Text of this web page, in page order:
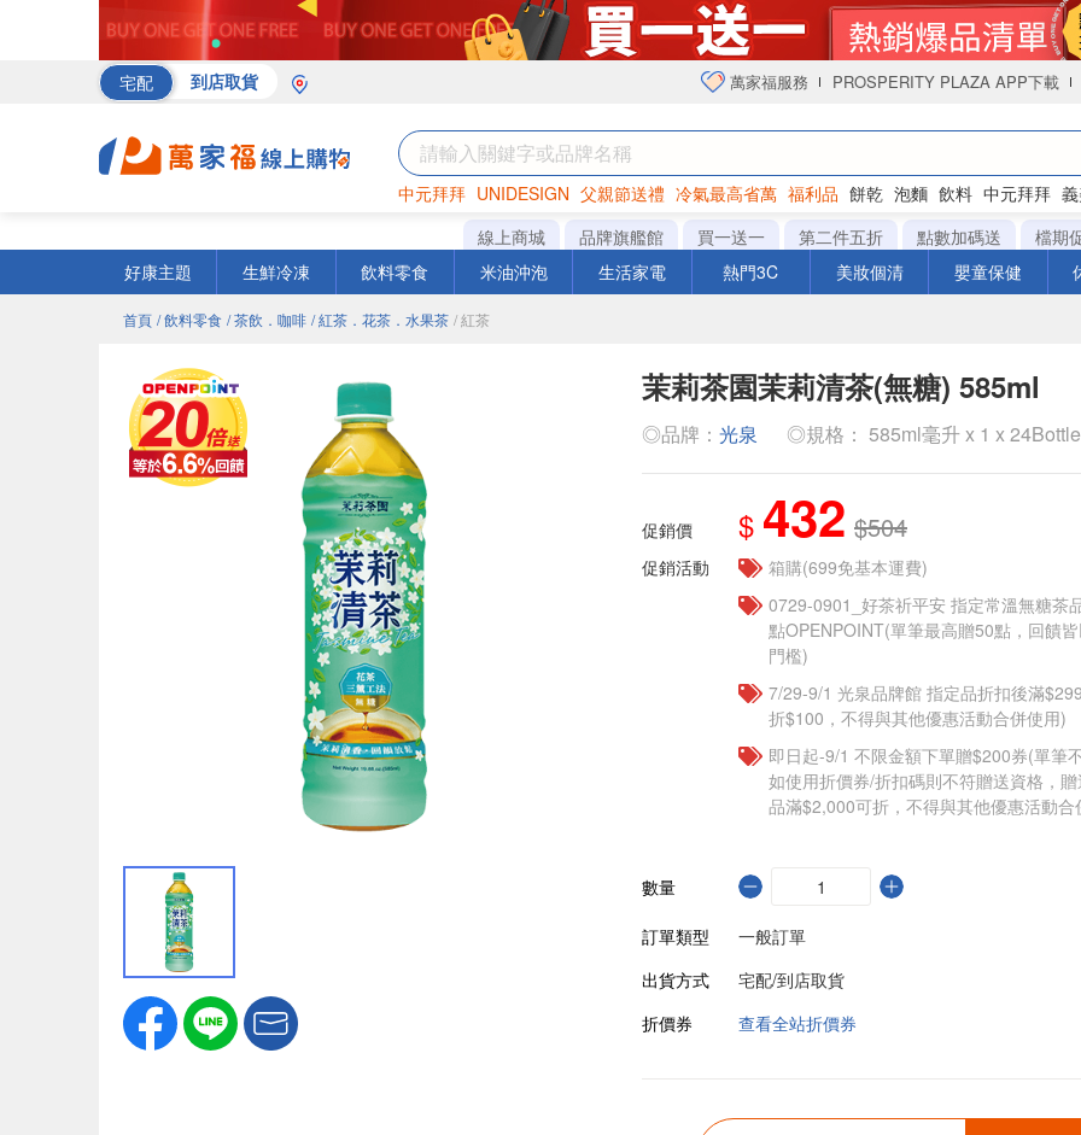
宅配 到店取貨 萬家福服務 PROSPERITY PLAZA APP下載
中元拜拜 UNIDESIGN 父親節送禮 冷氣最高省萬 福利品 餅乾 泡麵 飲料 中元拜拜
巧克力 罐頭 衛生紙
線上商城 品牌旗艦館 買一送一 第二件五折 點數加碼送
檔期
好康主題
生鮮冷凍 飲料零食 米油沖泡 生活家電 熱門3C 美妝個清 嬰童保健
首頁 / 飲料零食 / 茶飲．咖啡 / 紅茶．花茶．水果茶 / 紅茶
茉莉茶園茉莉清茶(無糖) 585ml
◎品牌： 光泉 ◎規格： 585ml毫升 x 1 x
促銷價 $ 432 $504
促銷活動
箱購(699免基本運費)
​​0729-0901_好茶祈平安 指定常溫無糖茶
點OPENPOINT(單筆最高贈50點，回饋
門檻)
7/29-9/1 光泉品牌館 指定品折扣後滿
折$100，不得與其他優惠活動合併使用)
即日起-9/1 不限金額下單贈$200券(單筆
如使用折價券/折扣碼則不符贈送資格，
品滿$2,000可折，不得與其他優惠活動合
數量
訂單類型
一般訂單
出貨方式
宅配/到店取貨
折價券
查看全站折價券